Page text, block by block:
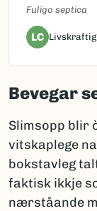
Fuligo septica
LC Livskraftig
Bevegar
Slimsopp blir
vitskaplege
bokstavleg
faktisk ikkje
nærståande